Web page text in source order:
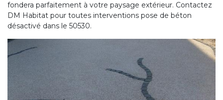
fondera parfaitement à votre paysage extérieur. Contactez
DM Habitat pour toutes interventions pose de béton
désactivé dans le 50530.